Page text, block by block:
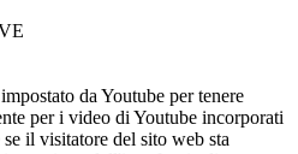
da Youtube per tenere
per i video di Youtube incorporati
il visitatore del sito web sta